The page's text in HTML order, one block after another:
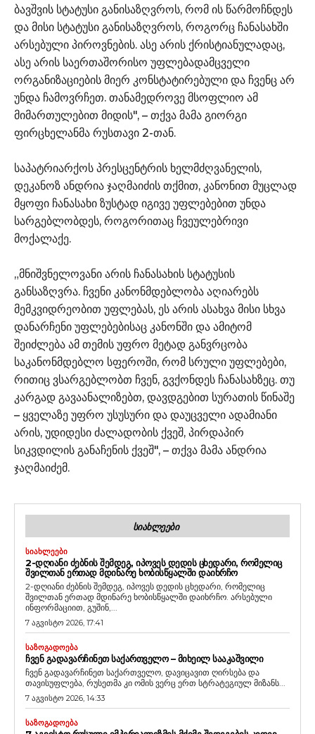
ბავშვის სტატუსი განისაზღვროს, რომ ის წარმოჩნდეს
და მისი სტატუსი განისაზღვროს, როგორც ჩანასახში
არსებული პიროვნების. ასე არის ქრისტიანულადაც,
ასე არის საერთაშორისო უფლებადამცველი
ორგანიზაციების მიერ კონსტატირებული და ჩვენც არ
უნდა ჩამოვრჩეთ. თანამედროვე მსოფლიო ამ
მიმართულებით მიდის", – თქვა მამა გიორგი
ფირცხელანმა რუსთავი 2-თან.
საპატრიარქოს პრესცენტრის ხელმძღვანელის,
დეკანოზ ანდრია ჯაღმაიძის თქმით, კანონით მუცლად
მყოფი ჩანასახი ზუსტად იგივე უფლებებით უნდა
სარგებლობდეს, როგორითაც ჩვეულებრივი
მოქალაქე.
„მნიშვნელოვანი არის ჩანასახის სტატუსის
განსაზღვრა. ჩვენი კანონმდებლობა აღიარებს
მემკვიდრეობით უფლებას, ეს არის ასახვა მისი სხვა
დანარჩენი უფლებებისაც კანონში და ამიტომ
შეიძლება ამ თემის უფრო მეტად განვრცობა
საკანონმდებლო სფეროში, რომ სრული უფლებები,
რითიც ვსარგებლობთ ჩვენ, გვქონდეს ჩანასახზეც. თუ
კარგად გავაანალიზებთ, დავდგებით სურათის წინაშე
– ყველაზე უფრო უსუსური და დაუცველი ადამიანი
არის, უდიდესი ძალადობის ქვეშ, პირდაპირ
სიკვდილის განაჩენის ქვეშ", – თქვა მამა ანდრია
ჯაღმაიძემ.
ᲡᲘᲐᲮᲚᲔᲔᲑᲘ
ᲡᲘᲐᲮᲚᲔᲔᲑᲘ
2-ᲓᲦᲘᲐᲜᲘ ᲫᲔᲑᲜᲘᲡ ᲨᲔᲛᲓᲔᲒ, ᲘᲞᲝᲕᲔᲡ ᲓᲔᲓᲘᲡ ᲪᲮᲔᲓᲐᲠᲘ, ᲠᲝᲛᲔᲚᲘᲪ
ᲨᲕᲘᲚᲗᲐᲜ ᲔᲠᲗᲐᲓ ᲛᲓᲘᲜᲐᲠᲔ ᲮᲝᲑᲘᲡᲬᲧᲐᲚᲨᲘ ᲓᲐᲘᲮᲠᲩᲝ
2-დღიანი ძებნის შემდეგ, იპოვეს დედის ცხედარი, რომელიც
შვილთან ერთად მდინარე ხობისწყალში დაიხრჩო. არსებული
ინფორმაციით, გუშინ,...
7 აგვისტო 2026, 17:41
ᲡᲐᲖᲝᲒᲐᲓᲝᲔᲑᲐ
ᲩᲕᲔᲜ ᲒᲐᲓᲐᲕᲐᲠᲩᲘᲜᲔᲗ ᲡᲐᲥᲐᲠᲗᲕᲔᲚᲝ – ᲛᲘᲮᲔᲘᲚ ᲡᲐᲐᲙᲐᲨᲕᲘᲚᲘ
ჩვენ გადავარჩინეთ საქართველო, დავიცავით ღირსება და
თავისუფლება, რუსეთმა კი ომის ვერც ერთ სტრატეგიულ მიზანს...
7 აგვისტო 2026, 14:33
ᲡᲐᲖᲝᲒᲐᲓᲝᲔᲑᲐ